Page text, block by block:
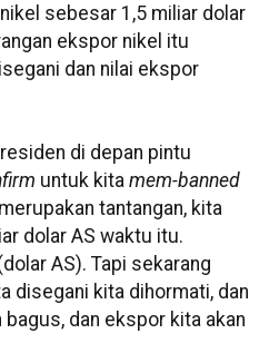
sebesar 1,5 miliar dolar
ekspor nikel itu
dan nilai ekspor
di depan pintu
untuk kita mem-banned
tantangan, kita
dolar AS waktu itu.
AS). Tapi sekarang
disegani kita dihormati, dan
dan ekspor kita akan